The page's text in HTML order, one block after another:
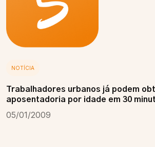
NOTÍCIA
Trabalhadores urbanos já podem
aposentadoria por idade em 30
05/01/2009